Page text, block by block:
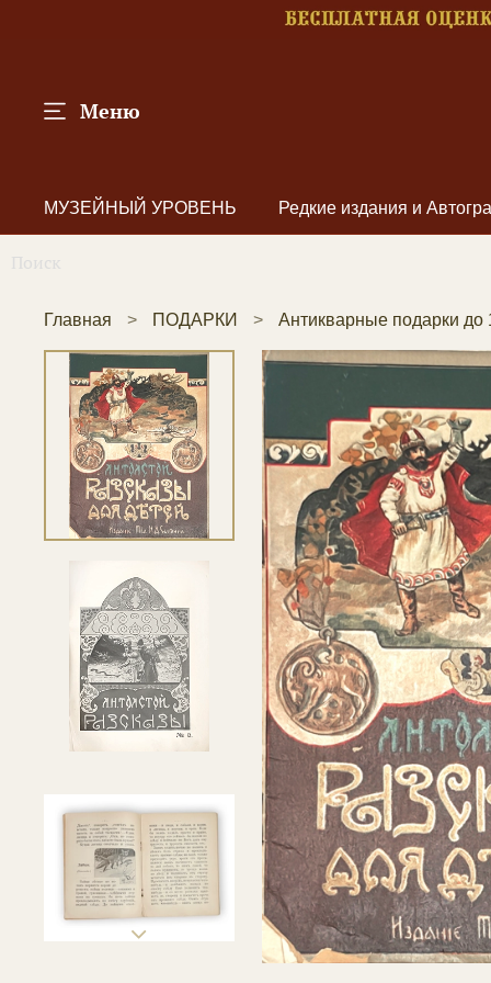
Меню
МУЗЕЙНЫЙ УРОВЕНЬ Редкие издания и
Главная ПОДАРКИ Антикварные подарки до